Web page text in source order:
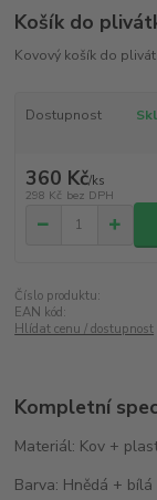
Košík do
Kovový košík do
Dostupnost
360 Kč/ks
298 Kč bez DPH
Číslo produktu:
EAN kód:
Hlídat cenu / dostupnost
Kompletní
Materiál: Kov +
Barva: Hnědá + bílá